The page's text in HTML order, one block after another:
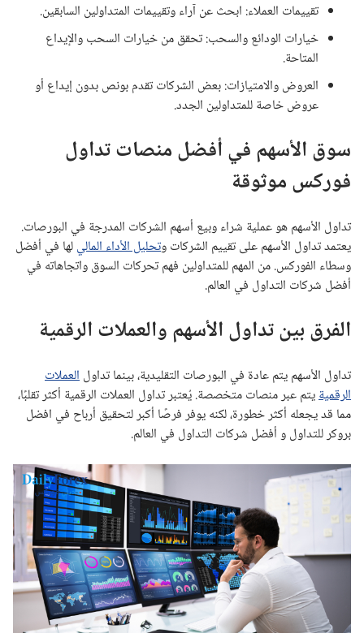
تقييمات العملاء: ابحث عن آراء وتقييمات المتداولين السابقين.
خيارات الودائع والسحب: تحقق من خيارات السحب والإيداع
المتاحة.
العروض والامتيازات: بعض الشركات تقدم بونص بدون إيداع أو
عروض خاصة للمتداولين الجدد.
سوق الأسهم في أفضل منصات تداول
فوركس موثوقة
تداول الأسهم هو عملية شراء وبيع أسهم الشركات المدرجة في البورصات.
يعتمد تداول الأسهم على تقييم الشركات وتحليل الأداء الماليلها في أفضل
وسطاء الفوركس. من المهم للمتداولين فهم تحركات السوق واتجاهاته في
أفضل شركات التداول في العالم.
الفرق بين تداول الأسهم والعملات الرقمية
تداول الأسهم يتم عادة في البورصات التقليدية، بينما تداولالعملات
الرقميةيتم عبر منصات متخصصة. يُعتبر تداول العملات الرقمية أكثر تقلبًا،
مما قد يجعله أكثر خطورة، لكنه يوفر فرصًا أكبر لتحقيق أرباح في افضل
بروكر للتداول و أفضل شركات التداول في العالم.